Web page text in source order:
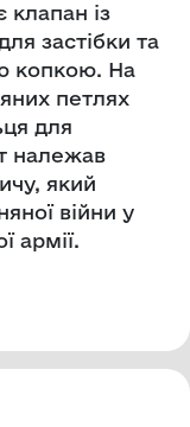
із
застібки та
копкою. На
петлях
для
належав
який
війни у
армії.